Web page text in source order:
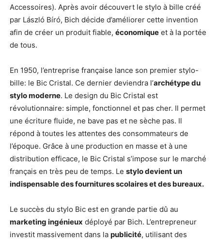
Accessoires). Après avoir découvert le stylo à bille créé
par László Bíró, Bich décide d’améliorer cette invention
afin de créer un produit fiable, économique et à la portée
de tous.
En 1950, l’entreprise française lance son premier stylo-
bille: le Bic Cristal. Ce dernier deviendra l’archétype du
stylo moderne. Le design du Bic Cristal est
révolutionnaire: simple, fonctionnel et pas cher. Il permet
une écriture fluide, ne bave pas et ne sèche pas. Il
répond à toutes les attentes des consommateurs de
l’époque. Grâce à une production en masse et à une
distribution efficace, le Bic Cristal s’impose sur le marché
français en très peu de temps. Le stylo devient un
indispensable des fournitures scolaires et des bureaux.
Le succès du stylo Bic est en grande partie dû au
marketing ingénieux déployé par Bich. L’entrepreneur
investit massivement dans la publicité, utilisant des